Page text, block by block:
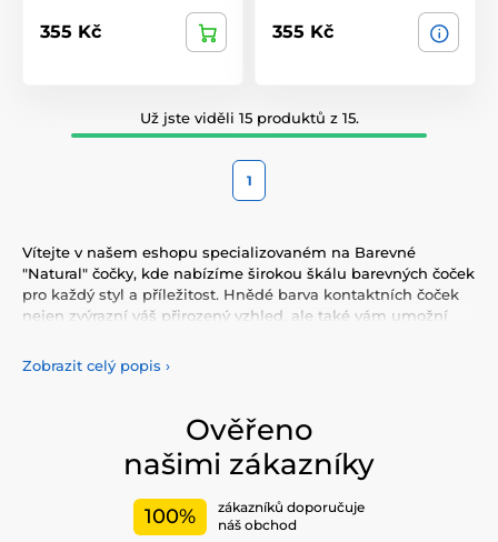
355 Kč 355 Kč
Už jste viděli 15 produktů z 15.
1
Vítejte v našem eshopu specializovaném na Barevné
"Natural" čočky, kde nabízíme širokou škálu barevných čoček
pro každý styl a příležitost. Hnědé barva kontaktních čoček
nejen zvýrazní váš přirozený vzhled, ale také vám umožní
nabídky barevných
bezpečnost po celý den. Přidejte do svého života trochu
standardy kvality a pohodlí.
Zobrazit celý popis ›
Ověřeno
našimi zákazníky
100%
zákazníků doporučuje
náš obchod